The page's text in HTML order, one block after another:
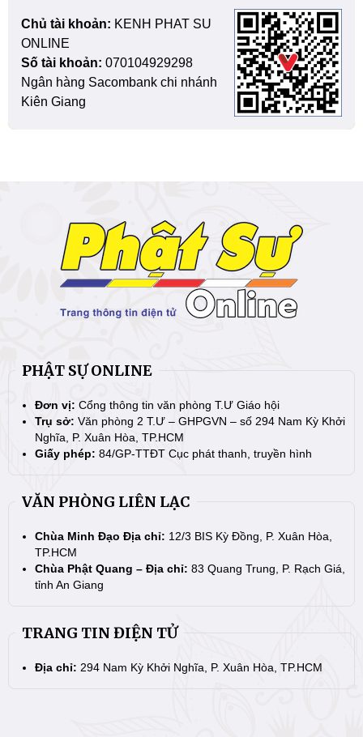
Chủ tài khoản: KENH PHAT SU
ONLINE
Số tài khoản: 070104929298
Ngân hàng Sacombank chi nhánh
Kiên Giang
PHẬT SỰ ONLINE
Đơn vị: Cổng thông tin văn phòng T.Ư Giáo hội
Trụ sở: Văn phòng 2 T.Ư – GHPGVN – số 294 Nam Kỳ Khởi
Nghĩa, P. Xuân Hòa, TP.HCM
Giấy phép: 84/GP-TTĐT Cục phát thanh, truyền hình
VĂN PHÒNG LIÊN LẠC
Chùa Minh Đạo Địa chỉ: 12/3 BIS Kỳ Đồng, P. Xuân Hòa,
TP.HCM
Chùa Phật Quang – Địa chỉ: 83 Quang Trung, P. Rạch Giá,
tỉnh An Giang
TRANG TIN ĐIỆN TỬ
Địa chỉ: 294 Nam Kỳ Khởi Nghĩa, P. Xuân Hòa, TP.HCM